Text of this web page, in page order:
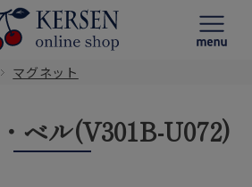
マグネット
ベル(V301B-U072)